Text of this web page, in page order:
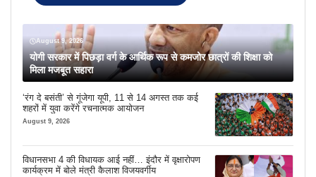
August 9, 2026
योगी सरकार में पिछड़ा वर्ग के आर्थिक रूप से कमजोर छात्रों की शिक्षा को
मिला मजबूत सहारा
‘रंग दे बसंती’ से गूंजेगा यूपी, 11 से 14 अगस्त तक कई
शहरों में युवा करेंगे रचनात्मक आयोजन
August 9, 2026
विधानसभा 4 की विधायक आई नहीं… इंदौर में वृक्षारोपण
कार्यक्रम में बोले मंत्री कैलाश विजयवर्गीय